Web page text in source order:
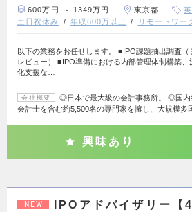
600万円 ～ 1349万円 東京都
土日祝休み
年収600万以上 リモートワー
以下の業務をお任せします。 ■IPO課題抽出調査（
レビュー） ■IPO準備における内部管理体制構築、
化支援な…
会社概要
◎日本で最大級の会計事務所。 ◎国内
会計士を含む約5,500名の専門家を擁し、大規模多
興味あり
NEW
IPOアドバイザリー【